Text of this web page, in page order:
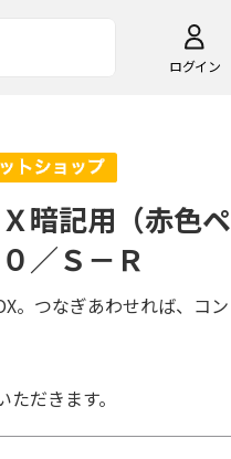
ログイン
暗記用（赤色ペ
／Ｓ－Ｒ
。つなぎあわせれば、コン
だきます。